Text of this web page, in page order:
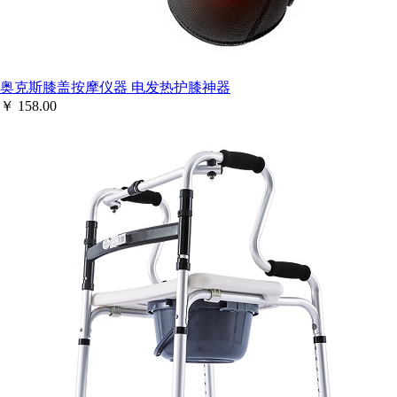
奥克斯膝盖按摩仪器 电发热护膝神器
￥ 158.00